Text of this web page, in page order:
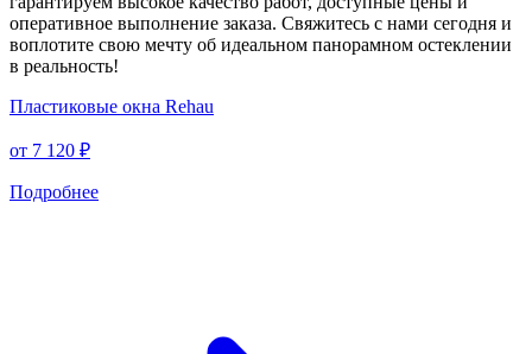
оперативное выполнение заказа. Свяжитесь с нами сегодня и
воплотите свою мечту об идеальном панорамном остеклении
в реальность!
Пластиковые окна Rehau
от 7 120 ₽
Подробнее